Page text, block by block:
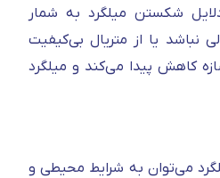
شکستن میلگرد به شمار
نباشد یا از متریال بی‌کیفیت
کاهش پیدا می‌کند و میلگرد
می‌توان به شرایط محیطی و